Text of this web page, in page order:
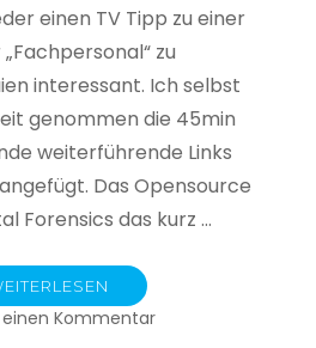
einen TV Tipp zu einer
zu
interessant. Ich selbst
genommen die 45min
weiterführende Links
Das Opensource
Forensics das kurz …
einen Kommentarzu